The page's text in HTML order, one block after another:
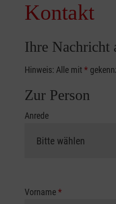
Kontakt
Ihre Nachricht
Hinweis: Alle mit*
Zur Person
Anrede
Vorname*